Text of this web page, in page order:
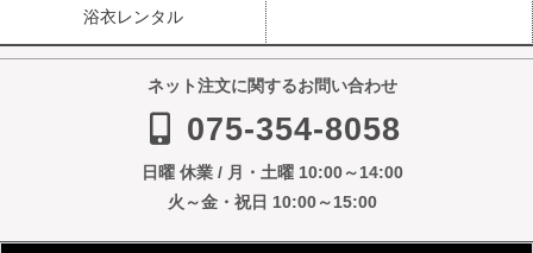
浴衣レンタル
ネット注文に関するお問い合わせ
075-354-8058
日曜 休業 / 月・土曜 10:00～14:00
火～金・祝日 10:00～15:00